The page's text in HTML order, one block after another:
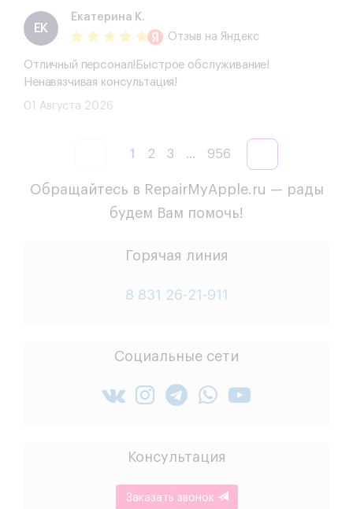
ЕК
Екатерина К.
Отзыв на Яндекс
Отличный персонал!Быстрое обслуживание!
Ненавязчивая консультация!
01 Августа 2026
1 2 3 ... 956
Обращайтесь в RepairMyApple.ru — рады
будем Вам помочь!
Горячая линия
8 831 26-21-911
Социальные сети
Консультация
Заказать звонок